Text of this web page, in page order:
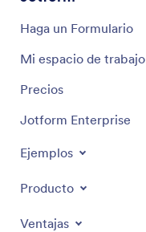
Haga un Formulario
Mi espacio de trabajo
Precios
Jotform Enterprise
Ejemplos
Producto
Ventajas